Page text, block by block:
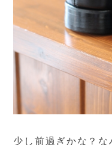
少し前過ぎかな？